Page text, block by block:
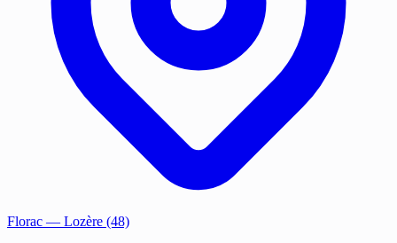
Florac — Lozère (48)